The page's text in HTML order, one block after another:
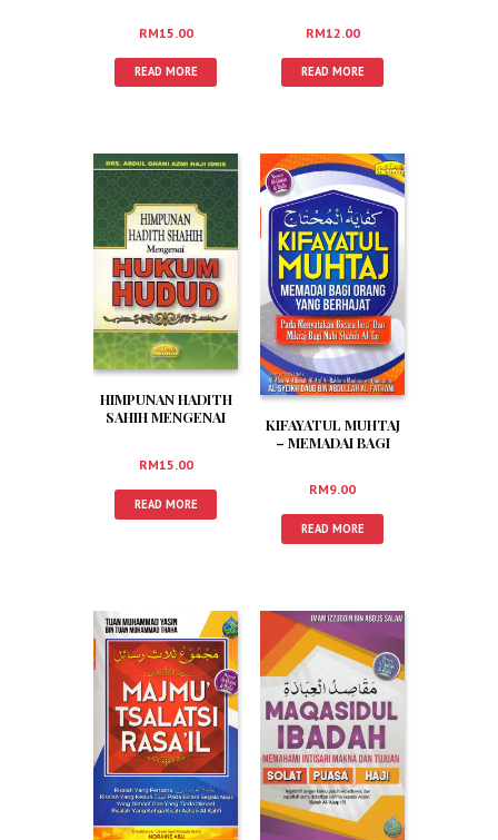
(RUMI)
RM15.00
READ MORE
RM12.00
READ MORE
HIMPUNAN HADITH
SAHIH MENGENAI
RM15.00
READ MORE
KIFAYATUL MUHTAJ
– MEMADAI BAGI
RM9.00
READ MORE